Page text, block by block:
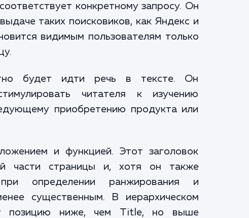
конкретному запросу. Он
таких поисковиков, как Яндекс и
видимым пользователям только
будет идти речь в тексте. Он
читателя к изучению
приобретению продукта или
и функцией. Этот заголовок
части страницы и, хотя он также
определении ранжирования и
существенным. В иерархическом
позицию ниже, чем Title, но выше